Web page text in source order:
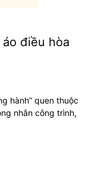
điều hòa
hành” quen thuộc
nhân công trình,